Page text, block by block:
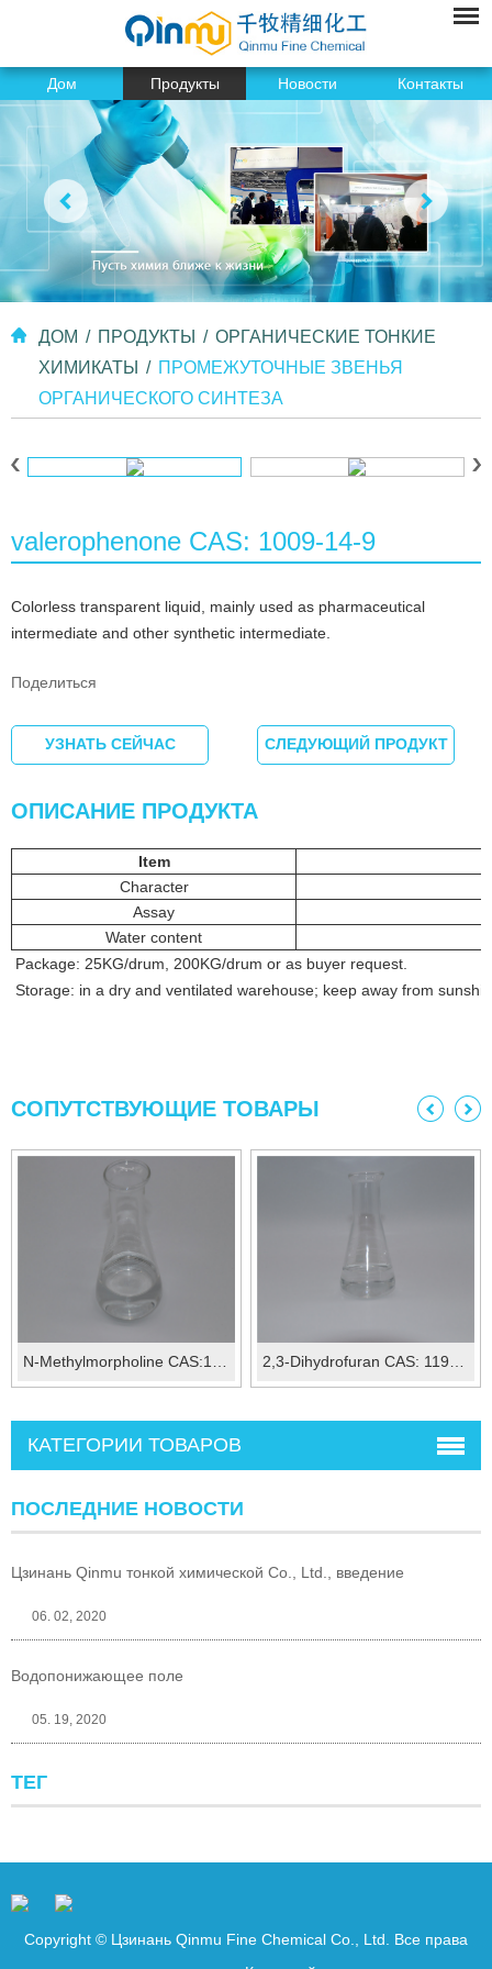
Дом Продукты Новости Контакты
ДОМ / ПРОДУКТЫ / ОРГАНИЧЕСКИЕ ТОНКИЕ
ХИМИКАТЫ
/ ПРОМЕЖУТОЧНЫЕ ЗВЕНЬЯ
ОРГАНИЧЕСКОГО СИНТЕЗА
valerophenone CAS: 1009-14-9
Colorless transparent liquid, mainly used as pharmaceutical
intermediate and other synthetic intermediate.
Поделиться
УЗНАТЬ СЕЙЧАС СЛЕДУЮЩИЙ ПРОДУКТ
ОПИСАНИЕ ПРОДУКТА
Item
Character
Assay
Water content
Package: 25KG/drum, 200KG/drum or as buyer request.
Storage: in a dry and ventilated warehouse; keep away from
СОПУТСТВУЮЩИЕ ТОВАРЫ
КАТЕГОРИИ ТОВАРОВ
ПОСЛЕДНИЕ НОВОСТИ
Цзинань Qinmu тонкой химической Co., Ltd., введение
06. 02, 2020
Водопонижающее поле
05. 19, 2020
ТЕГ
Copyright © Цзинань Qinmu Fine Chemical Co., Ltd. Все права